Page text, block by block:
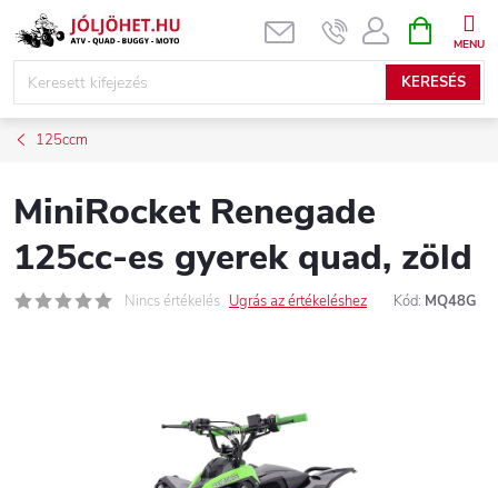
Ugrás
KERESÉS
KOSÁR
125ccm
MiniRocket Renegade
125cc-es gyerek quad, zöld
Nincs értékelés Ugrás az értékeléshez Kód: MQ48G